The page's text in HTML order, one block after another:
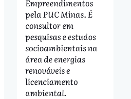
Empreendimentos
pela PUC Minas. É
consultor em
pesquisas e estudos
socioambientais na
área de energias
renováveis e
licenciamento
ambiental.